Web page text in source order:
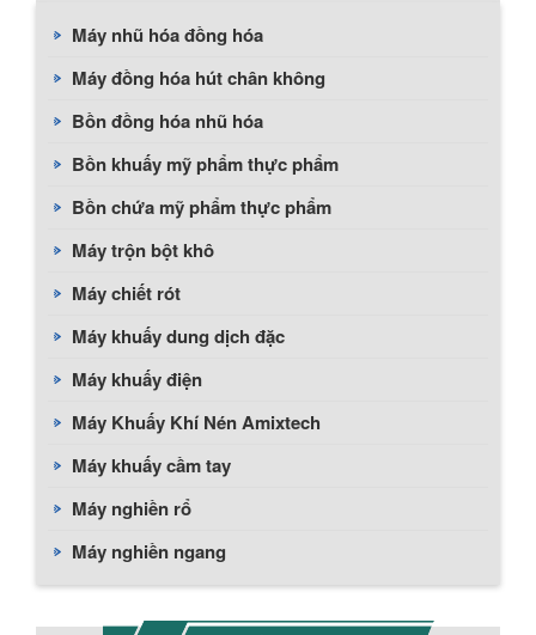
Máy nhũ hóa đồng hóa
Máy đồng hóa hút chân không
Bồn đồng hóa nhũ hóa
Bồn khuấy mỹ phẩm thực phẩm
Bồn chứa mỹ phẩm thực phẩm
Máy trộn bột khô
Máy chiết rót
Máy khuấy dung dịch đặc
Máy khuấy điện
Máy Khuấy Khí Nén Amixtech
Máy khuấy cầm tay
Máy nghiền rổ
Máy nghiền ngang